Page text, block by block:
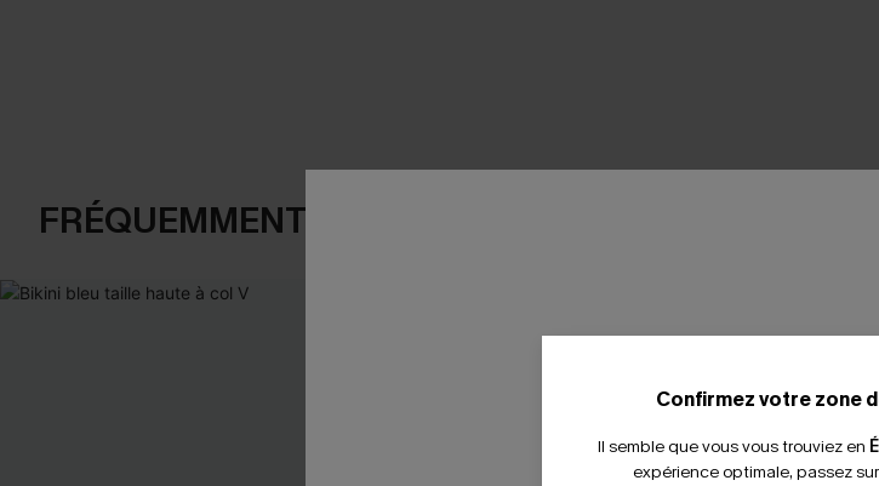
FRÉQUEMMENT ACHETÉS ENSEMBLE
Confirmez votre zone
Il semble que vous vous trouviez en
expérience optimale, passez